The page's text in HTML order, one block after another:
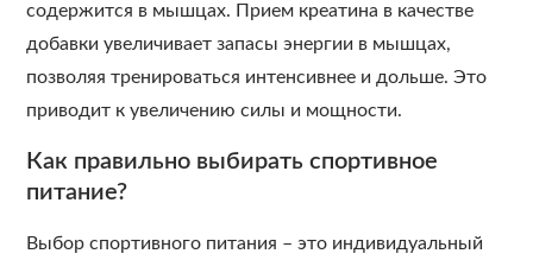
содержится в мышцах. Прием креатина в качестве
добавки увеличивает запасы энергии в мышцах,
позволяя тренироваться интенсивнее и дольше. Это
приводит к увеличению силы и мощности.
Как правильно выбирать спортивное
питание?
Выбор спортивного питания – это индивидуальный